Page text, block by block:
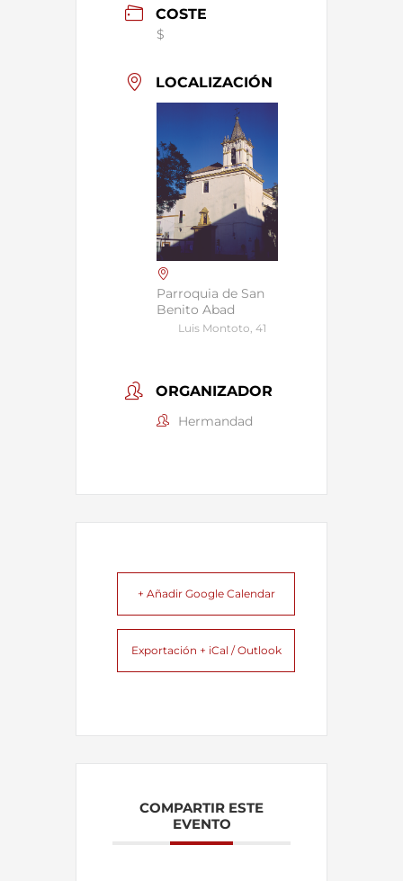
COSTE
$
LOCALIZACIÓN
Parroquia de San
Benito Abad
Luis Montoto, 41
ORGANIZADOR
Hermandad
+ Añadir Google Calendar
Exportación + iCal / Outlook
COMPARTIR ESTE
EVENTO